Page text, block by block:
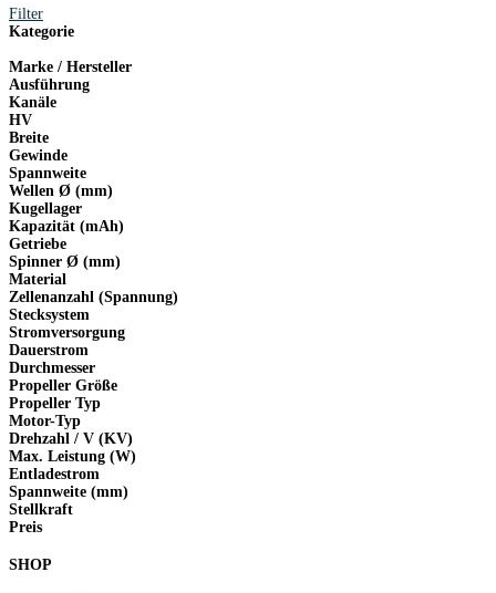
Filter
Kategorie
Marke / Hersteller
Ausführung
Kanäle
HV
Breite
Gewinde
Spannweite
Wellen Ø (mm)
Kugellager
Kapazität (mAh)
Getriebe
Spinner Ø (mm)
Material
Zellenanzahl (Spannung)
Stecksystem
Stromversorgung
Dauerstrom
Durchmesser
Propeller Größe
Propeller Typ
Motor-Typ
Drehzahl / V (KV)
Max. Leistung (W)
Entladestrom
Spannweite (mm)
Stellkraft
Preis
SHOP